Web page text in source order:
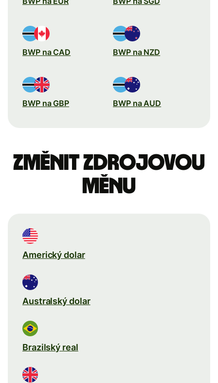
BWP na CAD BWP na NZD
BWP na GBP BWP na AUD
Změnit zdrojovou
měnu
Americký dolar
Australský dolar
Brazilský real